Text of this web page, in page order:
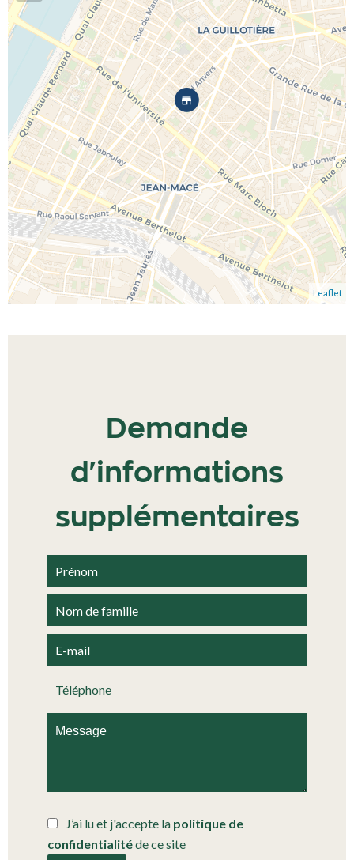
Leaflet
Demande
d'informations
supplémentaires
J’ai lu et j'accepte la politique de
confidentialitéde ce site